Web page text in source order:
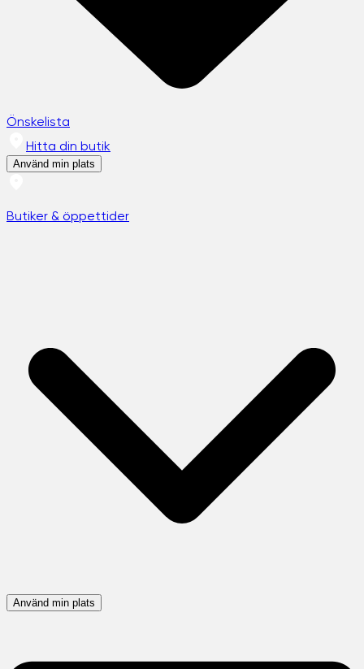
Önskelista
Hitta din butik
Använd min plats
Butiker & öppettider
Använd min plats